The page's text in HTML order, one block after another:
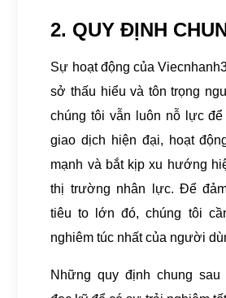
2. QUY ĐỊNH
Sự hoạt động của
sở thấu hiểu và tôn trọng
chúng tôi vẫn luôn nỗ lực để
giao dịch hiện đại, hoạt
mạnh và bắt kịp xu hướng
thị trường nhân lực. Để
tiêu to lớn đó, chúng tôi
nghiêm túc nhất của người
Những quy định chung